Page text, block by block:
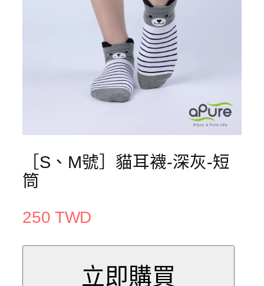
［S、M號］貓耳襪-深灰-短
筒
250 TWD